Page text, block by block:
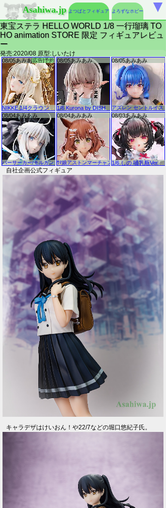
Asahiwa.jp よつばとフィギュア よろずなホビー
東宝ステラ HELLO WORLD 1/8 一行瑠璃 TO
HO animation STORE 限定 フィギュアレビュ
ー
発売:2020/08 原型:しいたけ
自社企画公式フィギュア
キャラデザはけいおん！や22/7などの堀口悠紀子氏。
▼